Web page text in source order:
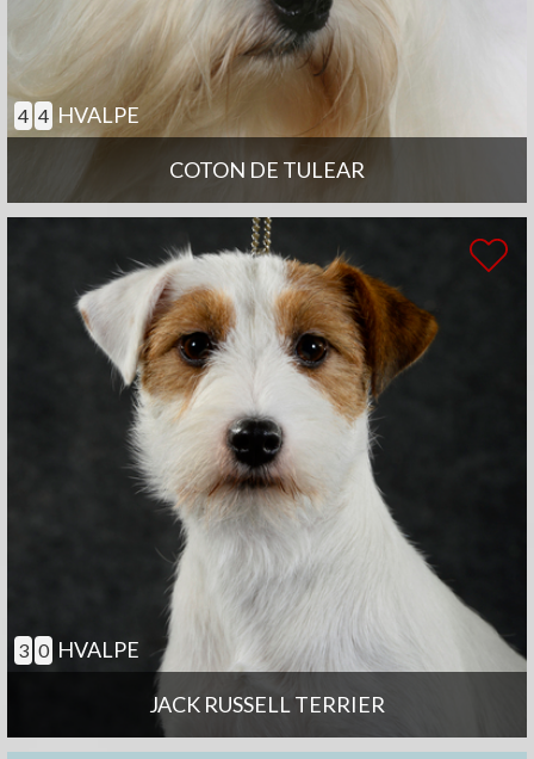
COTON DE TULEAR
4 4 HVALPE
JACK RUSSELL TERRIER
3 0 HVALPE